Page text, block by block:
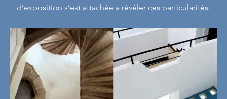
d’exposition s’est attachée à révéler ces particularités.